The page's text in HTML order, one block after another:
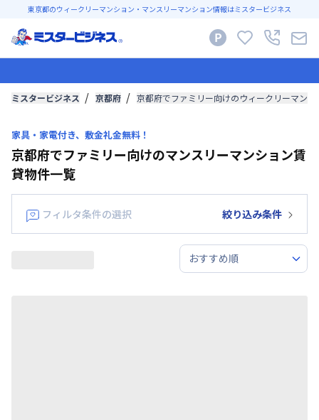
東京都のウィークリーマンション・マンスリーマンション情報はミスタービジネス
ミスタービジネス 京都府 京都府でファミリー向けのウィークリーマン
家具・家電付き、敷金礼金無料！
京都府でファミリー向けのマンスリーマンション賃
貸物件一覧
フィルタ条件の選択 絞り込み条件